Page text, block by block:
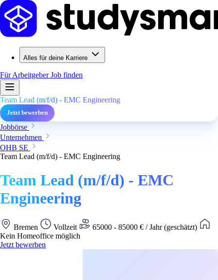
Alles für deine Karriere
Für ArbeitgeberJob finden
Team Lead (m/f/d) - EMC Engineering
Jetzt bewerben
Jobbörse
Unternehmen
OHB SE
Team Lead (m/f/d) - EMC Engineering
Team Lead (m/f/d) - EMC
Engineering
Bremen Vollzeit
65000 - 85000 € / Jahr (geschätzt)
Kein Homeoffice möglich
Jetzt bewerben